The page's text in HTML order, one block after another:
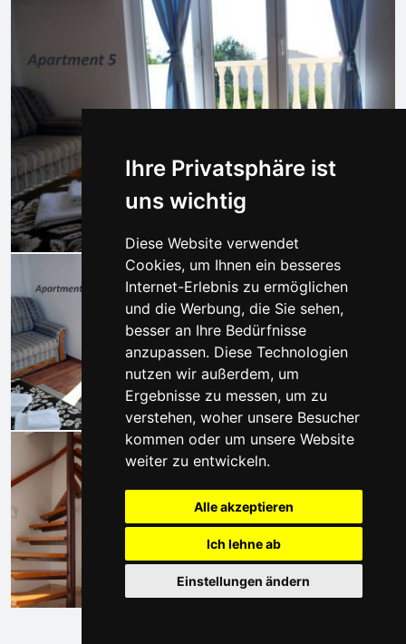
Ihre Privatsphäre ist
uns wichtig
Diese Website verwendet
Cookies, um Ihnen ein besseres
Internet-Erlebnis zu ermöglichen
und die Werbung, die Sie sehen,
besser an Ihre Bedürfnisse
anzupassen. Diese Technologien
nutzen wir außerdem, um
Ergebnisse zu messen, um zu
verstehen, woher unsere Besucher
kommen oder um unsere Website
weiter zu entwickeln.
Alle akzeptieren
Ich lehne ab
Einstellungen ändern